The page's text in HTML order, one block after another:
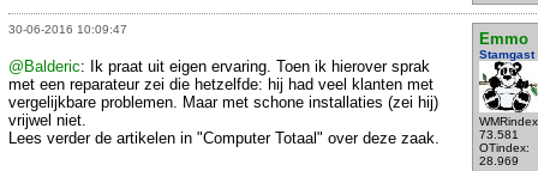
30-06-2016 10:09:47
Emmo
Stamgast
73.581
OTindex:
28.969
@Balderic: Ik praat uit eigen ervaring. Toen ik hierover sprak
met een reparateur zei die hetzelfde: hij had veel klanten met
vergelijkbare problemen. Maar met schone installaties (zei hij)
vrijwel niet.
Lees verder de artikelen in "Computer Totaal" over deze zaak.